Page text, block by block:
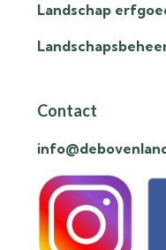
Landschap
Contact